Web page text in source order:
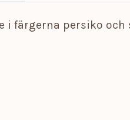
i färgerna persiko